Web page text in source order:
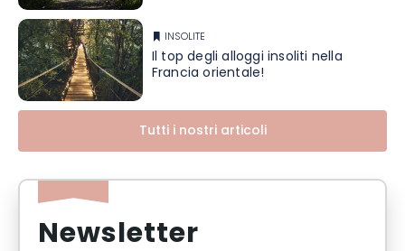
INSOLITE
Il top degli alloggi insoliti nella
Francia orientale!
Tutti i nostri articoli
Newsletter